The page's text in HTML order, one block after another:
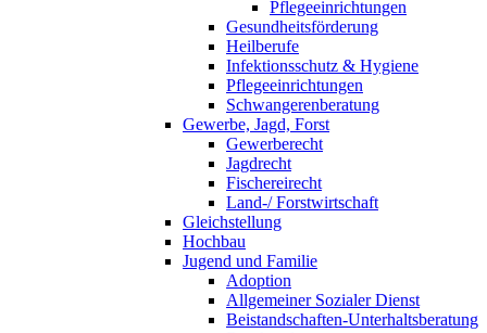
Pflegeeinrichtungen
Gesundheitsförderung
Heilberufe
Infektionsschutz & Hygiene
Pflegeeinrichtungen
Schwangerenberatung
Gewerbe, Jagd, Forst
Gewerberecht
Jagdrecht
Fischereirecht
Land-/ Forstwirtschaft
Gleichstellung
Hochbau
Jugend und Familie
Adoption
Allgemeiner Sozialer Dienst
Beistandschaften-Unterhaltsberatung